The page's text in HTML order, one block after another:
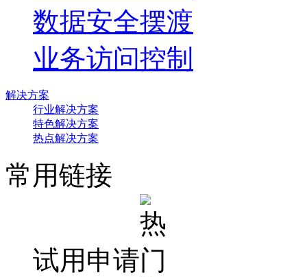
数据安全摆渡
业务访问控制
解决方案
行业解决方案
特色解决方案
热点解决方案
常用链接
试用申请